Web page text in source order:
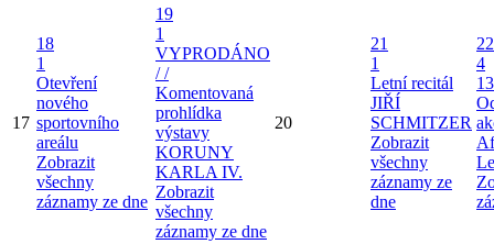
17
18
1
Otevření
nového
sportovního
areálu
Zobrazit
všechny
záznamy ze dne
19
1
VYPRODÁNO
/ /
Komentovaná
prohlídka
výstavy
KORUNY
KARLA IV.
Zobrazit
všechny
záznamy ze dne
20
21
1
Letní recitál
JIŘÍ
SCHMITZER
Zobrazit
všechny
záznamy ze
dne
22
4